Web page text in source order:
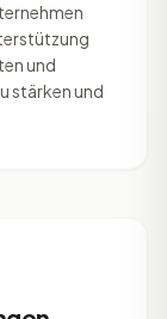
und
stärken und